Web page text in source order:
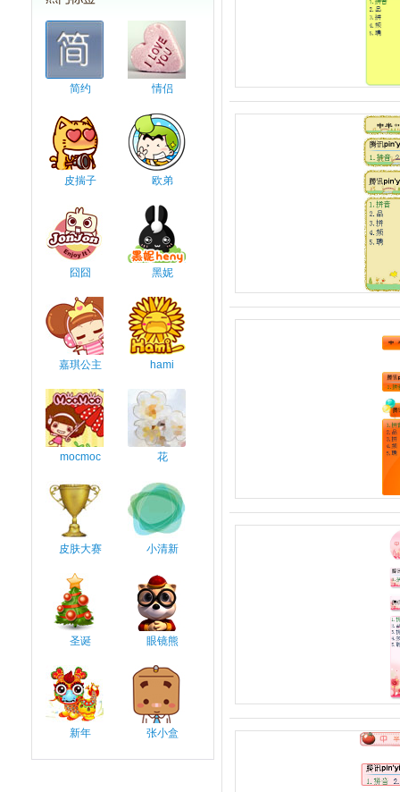
简约 情侣
皮揣子 欧弟
囧囧 黑妮
嘉琪公主 hami
mocmoc 花
皮肤大赛 小清新
圣诞 眼镜熊
新年 张小盒